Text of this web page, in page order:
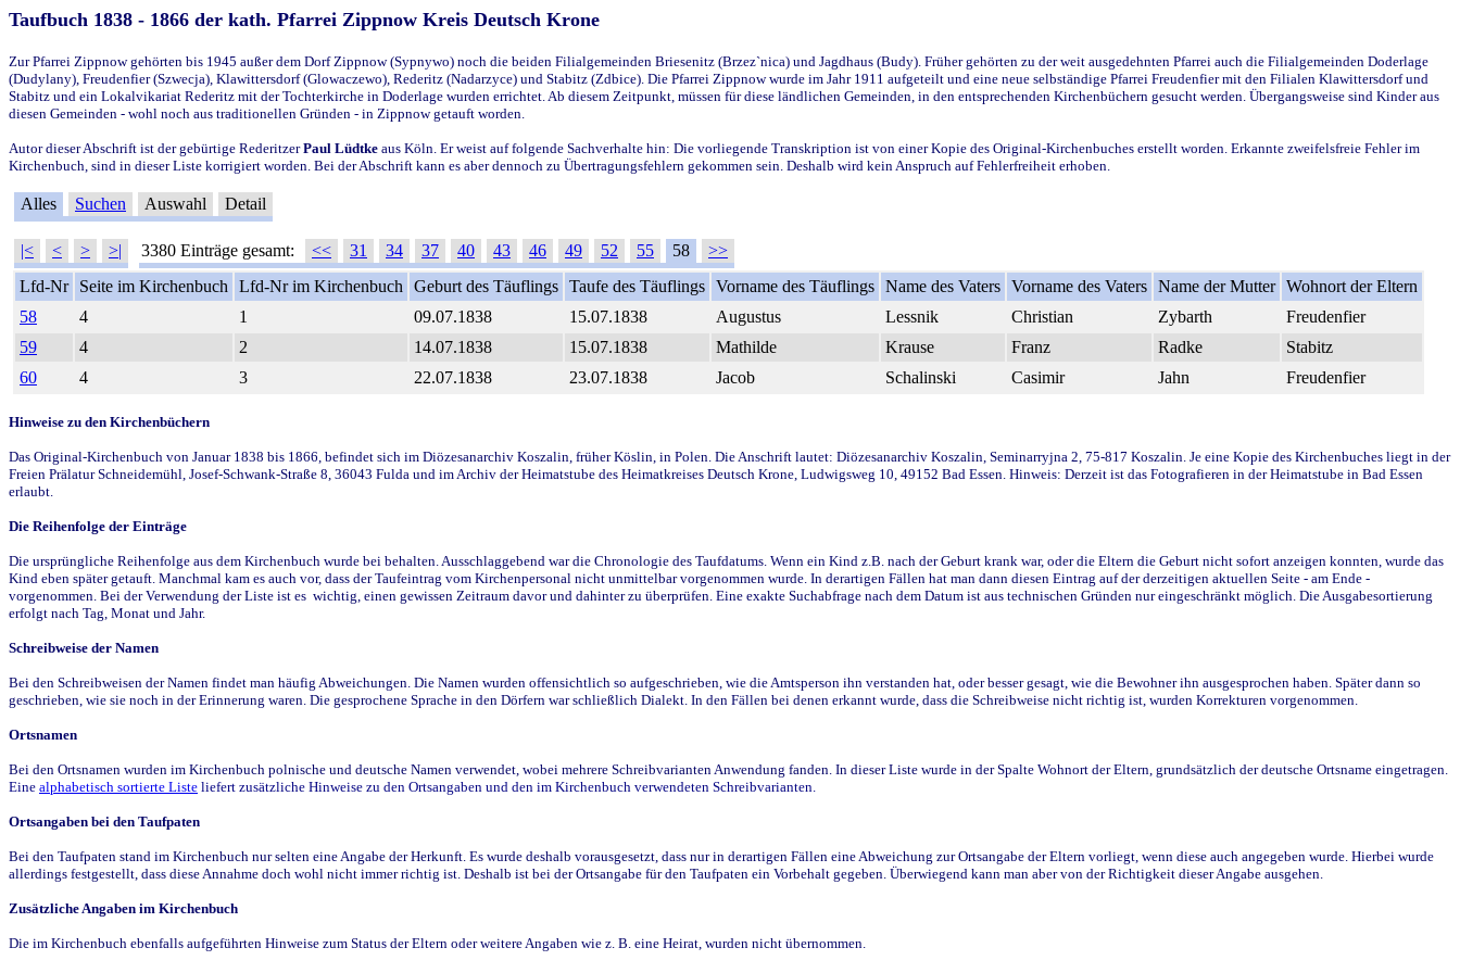
Taufbuch 1838 - 1866 der kath. Pfarrei Zippnow Kreis Deutsch Krone
Zur Pfarrei Zippnow gehörten bis 1945 außer dem Dorf Zippnow (Sypnywo) noch die beiden Filialgemeinden Briesenitz (Brzez`nica) und Jagdhaus (Budy). Früher gehörten zu der weit ausgedehnten Pfarrei auch die Filialgemeinden Doderlage
(Dudylany), Freudenfier (Szwecja), Klawittersdorf (Glowaczewo), Rederitz (Nadarzyce) und Stabitz (Zdbice). Die Pfarrei Zippnow wurde im Jahr 1911 aufgeteilt und eine neue selbständige Pfarrei Freudenfier mit den Filialen Klawittersdorf und
Stabitz und ein Lokalvikariat Rederitz mit der Tochterkirche in Doderlage wurden errichtet. Ab diesem Zeitpunkt, müssen für diese ländlichen Gemeinden, in den entsprechenden Kirchenbüchern gesucht werden. Übergangsweise sind Kinder aus
diesen Gemeinden - wohl noch aus traditionellen Gründen - in Zippnow getauft worden.
Autor dieser Abschrift ist der gebürtige RederitzerPaul Lüdtke aus Köln. Er weist auf folgende Sachverhalte hin: Die vorliegende Transkription ist von einer Kopie des Original-Kirchenbuches erstellt worden. Erkannte zweifelsfreie Fehler im
Kirchenbuch, sind in dieser Liste korrigiert worden. Bei der Abschrift kann es aber dennoch zu Übertragungsfehlern gekommen sein. Deshalb wird kein Anspruch auf Fehlerfreiheit erhoben.
Alles Suchen Auswahl Detail
|< < > >| 3380 Einträge gesamt: << 31 34 37 40 43 46 49 52 55 58
>>
Lfd-Nr
Seite im Kirchenbuch Lfd-Nr im Kirchenbuch Geburt des Täuflings Taufe des Täuflings Vorname des Täuflings Name des Vaters Vorname des Vaters Name der Mutter Wohnort der Eltern
58
4 1 09.07.1838 15.07.1838 Augustus Lessnik Christian Zybarth
Freudenfier
59
4 2 14.07.1838 15.07.1838 Mathilde Krause Franz Radke
Stabitz
60
4 3 22.07.1838 23.07.1838 Jacob Schalinski Casimir Jahn Freudenfier
Hinweise zu den Kirchenbüchern
Das Original-Kirchenbuch von Januar 1838 bis 1866, befindet sich im Diözesanarchiv Koszalin, früher Köslin, in Polen. Die Anschrift lautet: Diözesanarchiv Koszalin, Seminarryjna 2, 75-817 Koszalin. Je eine Kopie des Kirchenbuches liegt in der
Freien Prälatur Schneidemühl, Josef-Schwank-Straße 8, 36043 Fulda und im Archiv der Heimatstube des Heimatkreises Deutsch Krone, Ludwigsweg 10, 49152 Bad Essen. Hinweis: Derzeit ist das Fotografieren in der Heimatstube in Bad Essen
erlaubt.
Die Reihenfolge der Einträge
Die ursprüngliche Reihenfolge aus dem Kirchenbuch wurde bei behalten. Ausschlaggebend war die Chronologie des Taufdatums. Wenn ein Kind z.B. nach der Geburt krank war, oder die Eltern die Geburt nicht sofort anzeigen konnten, wurde das
Kind eben später getauft. Manchmal kam es auch vor, dass der Taufeintrag vom Kirchenpersonal nicht unmittelbar vorgenommen wurde. In derartigen Fällen hat man dann diesen Eintrag auf der derzeitigen aktuellen Seite - am Ende -
vorgenommen. Bei der Verwendung der Liste ist es wichtig, einen gewissen Zeitraum davor und dahinter zu überprüfen. Eine exakte Suchabfrage nach dem Datum ist aus technischen Gründen nur eingeschränkt möglich. Die Ausgabesortierung
erfolgt nach Tag, Monat und Jahr.
Schreibweise der Namen
Bei den Schreibweisen der Namen findet man häufig Abweichungen. Die Namen wurden offensichtlich so aufgeschrieben, wie die Amtsperson ihn verstanden hat, oder besser gesagt, wie die Bewohner ihn ausgesprochen haben. Später dann so
geschrieben, wie sie noch in der Erinnerung waren. Die gesprochene Sprache in den Dörfern war schließlich Dialekt. In den Fällen bei denen erkannt wurde, dass die Schreibweise nicht richtig ist, wurden Korrekturen vorgenommen.
Ortsnamen
Bei den Ortsnamen wurden im Kirchenbuch polnische und deutsche Namen verwendet, wobei mehrere Schreibvarianten Anwendung fanden. In dieser Liste wurde in der Spalte Wohnort der Eltern, grundsätzlich der deutsche Ortsname eingetragen.
Eine alphabetisch sortierte Liste liefert zusätzliche Hinweise zu den Ortsangaben und den im Kirchenbuch verwendeten Schreibvarianten.
Ortsangaben bei den Taufpaten
Bei den Taufpaten stand im Kirchenbuch nur selten eine Angabe der Herkunft. Es wurde deshalb vorausgesetzt, dass nur in derartigen Fällen eine Abweichung zur Ortsangabe der Eltern vorliegt, wenn diese auch angegeben wurde. Hierbei wurde
allerdings festgestellt, dass diese Annahme doch wohl nicht immer richtig ist. Deshalb ist bei der Ortsangabe für den Taufpaten ein Vorbehalt gegeben. Überwiegend kann man aber von der Richtigkeit dieser Angabe ausgehen.
Zusätzliche Angaben im Kirchenbuch
Die im Kirchenbuch ebenfalls aufgeführten Hinweise zum Status der Eltern oder weitere Angaben wie z. B. eine Heirat, wurden nicht übernommen.